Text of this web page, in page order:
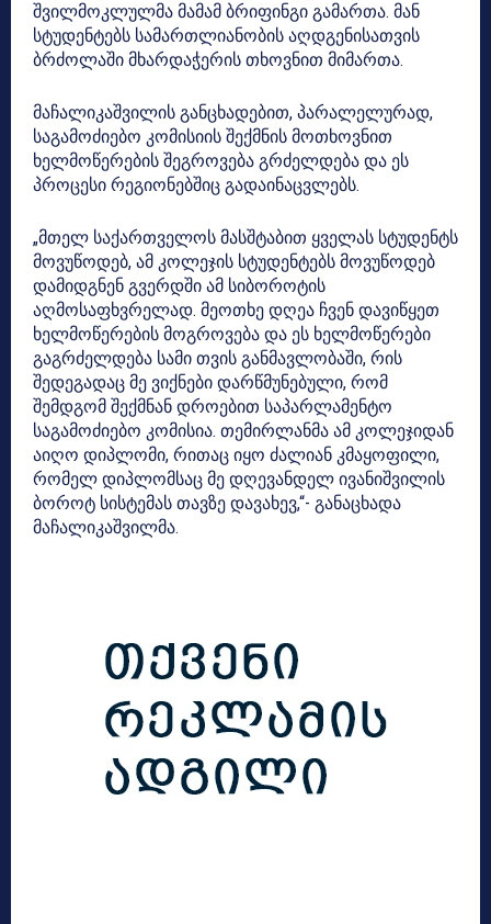
შვილმოკლულმა მამამ ბრიფინგი გამართა. მან
სტუდენტებს სამართლიანობის აღდგენისათვის
ბრძოლაში მხარდაჭერის თხოვნით მიმართა.
მაჩალიკაშვილის განცხადებით, პარალელურად,
საგამოძიებო კომისიის შექმნის მოთხოვნით
ხელმოწერების შეგროვება გრძელდება და ეს
პროცესი რეგიონებშიც გადაინაცვლებს.
„მთელ საქართველოს მასშტაბით ყველას სტუდენტს
მოვუწოდებ, ამ კოლეჯის სტუდენტებს მოვუწოდებ
დამიდგნენ გვერდში ამ სიბოროტის
აღმოსაფხვრელად. მეოთხე დღეა ჩვენ დავიწყეთ
ხელმოწერების მოგროვება და ეს ხელმოწერები
გაგრძელდება სამი თვის განმავლობაში, რის
შედეგადაც მე ვიქნები დარწმუნებული, რომ
შემდგომ შექმნან დროებით საპარლამენტო
საგამოძიებო კომისია. თემირლანმა ამ კოლეჯიდან
აიღო დიპლომი, რითაც იყო ძალიან კმაყოფილი,
რომელ დიპლომსაც მე დღევანდელ ივანიშვილის
ბოროტ სისტემას თავზე დავახევ,“- განაცხადა
მაჩალიკაშვილმა.